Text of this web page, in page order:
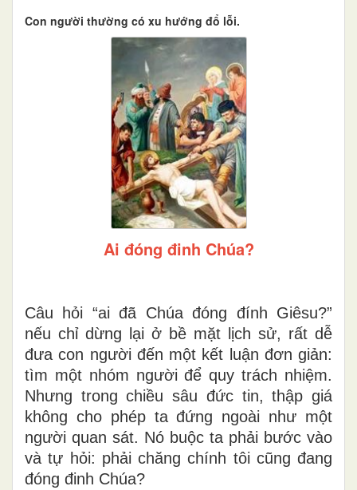
Con người thường có xu hướng đổ lỗi.
Ai đóng đinh Chúa?
Câu hỏi “aiđã Chúa đóng đính Giêsu?”
nếu chỉ dừng lại ở bề mặt lịch sử, rất dễ
đưa con người đến một kết luận đơn giản:
tìm một nhóm người để quy trách nhiệm.
Nhưng trong chiều sâu đức tin, thập giá
không cho phép ta đứng ngoài như một
người quan sát. Nó buộc ta phải bước vào
và tự hỏi: phải chăng chính tôi cũng đang
đóng đinh Chúa?